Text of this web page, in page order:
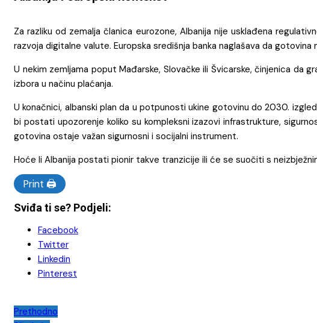
Za razliku od zemalja članica eurozone, Albanija nije usklađena
razvoja digitalne valute. Europska središnja banka naglašava da
U nekim zemljama poput Mađarske, Slovačke ili Švicarske, činjenica
izbora u načinu plaćanja.
U konačnici, albanski plan da u potpunosti ukine gotovinu do 2030.
bi postati upozorenje koliko su kompleksni izazovi infrastrukture,
gotovina ostaje važan sigurnosni i socijalni instrument.
Hoće li Albanija postati pionir takve tranzicije ili će se suočiti s
Print 🖨
Sviđa ti se? Podjeli:
Facebook
Twitter
Linkedin
Pinterest
Navigacija
Prethodno